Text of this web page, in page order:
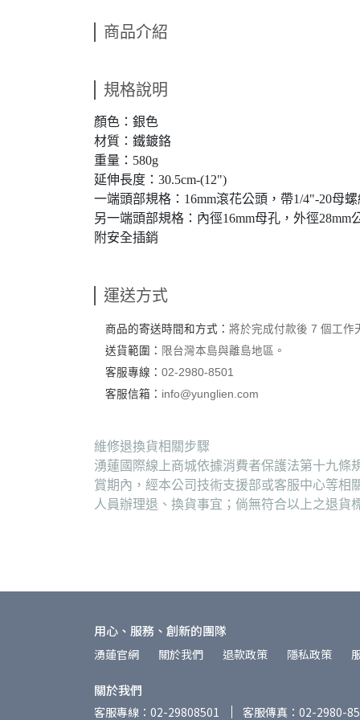
商品介紹
規格說明
顏色：銀色
材質：鐵鍍鉻
重量：580g
延伸長度：30.5cm-(12")
一端頭部規格：16mm滾花公頭，帶1/4"-20母
另一端頭部規格：內徑16mm母孔，外徑28mm
附安全插銷
運送方式
商品的寄送時間和方式： 將於完成付款後 7 個工作
送貨範圍： 限台灣本島與離島地區。
客服專線： 02-2980-8501
客服信箱： info@yunglien.com
維修退換貨相關步驟
湧蓮國際線上商城依據消費者保護法第十九條
賞期內，經本公司技術支援部或客服中心等
人員辦理退、換貨事宜；倘無符合以上之退
用心、服務、創新的團隊
湧蓮官網 關於我們 退款政策 隱私政策
關於我們
客服專線：02-29808501 客服傳真：02-2980-